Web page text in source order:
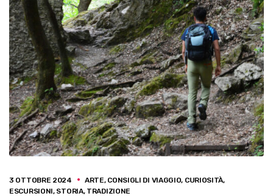
3 OTTOBRE 2024 ARTE, CONSIGLI DI VIAGGIO, CURIOSITÀ,
ESCURSIONI, STORIA, TRADIZIONE